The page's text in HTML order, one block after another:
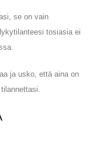
se on vain
tosiasia ei
ja usko, että aina on